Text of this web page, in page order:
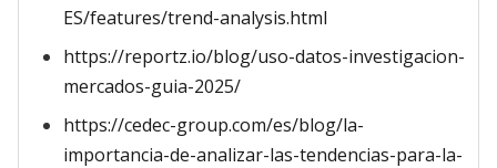
ES/features/trend-analysis.html
https://reportz.io/blog/uso-datos-investigacion-
mercados-guia-2025/
https://cedec-group.com/es/blog/la-
importancia-de-analizar-las-tendencias-para-la-